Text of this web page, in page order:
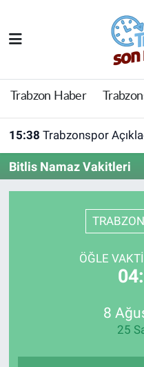
Trabzon Haber
15:38 Trabzonspor
Bitlis Namaz Vakitleri
TRABZON
ÖĞLE
8
25
Trabzon Haber
Trabzonspor
Karadeniz
Resmi Reklam
Perde Arkası
Trabzon Nöbetçi
Trabzon Hava
Trabzon Trafik
Süper Lig Puan
Tüm Manşetler
Son Dakika